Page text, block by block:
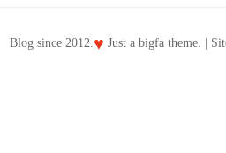
Blog since 2012.♥ Just abigfa theme. |